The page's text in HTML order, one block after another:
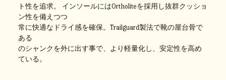
ト性を追求。
インソールにはOrtholiteを採用し抜群クッショ
ン性を備えつつ
常に快適なドライ感を確保。Trailguard製法で靴の屋台骨で
ある
のシャンクを外に出す事で、より軽量化し、安定性を高め
ている。